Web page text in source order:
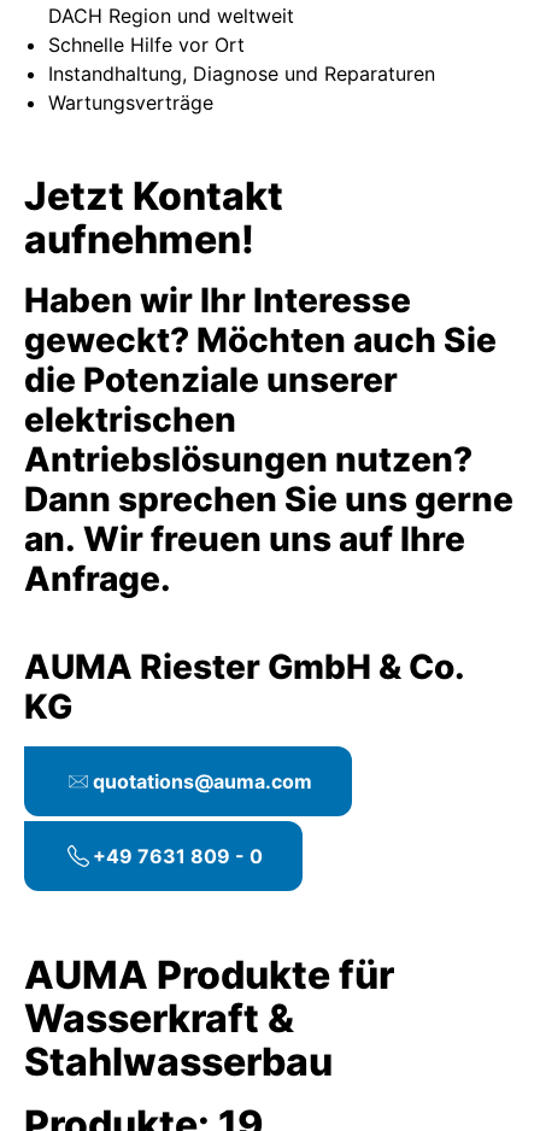
DACH Region und weltweit
Schnelle Hilfe vor Ort
Instandhaltung, Diagnose und Reparaturen
Wartungsverträge
Jetzt Kontakt
aufnehmen!
Haben wir Ihr Interesse
geweckt? Möchten auch Sie
die Potenziale unserer
elektrischen
Antriebslösungen nutzen?
Dann sprechen Sie uns gerne
an. Wir freuen uns auf Ihre
Anfrage.
AUMA Riester GmbH & Co.
KG
quotations@auma.com
+49 7631 809 - 0
AUMA Produkte für
Wasserkraft &
Stahlwasserbau